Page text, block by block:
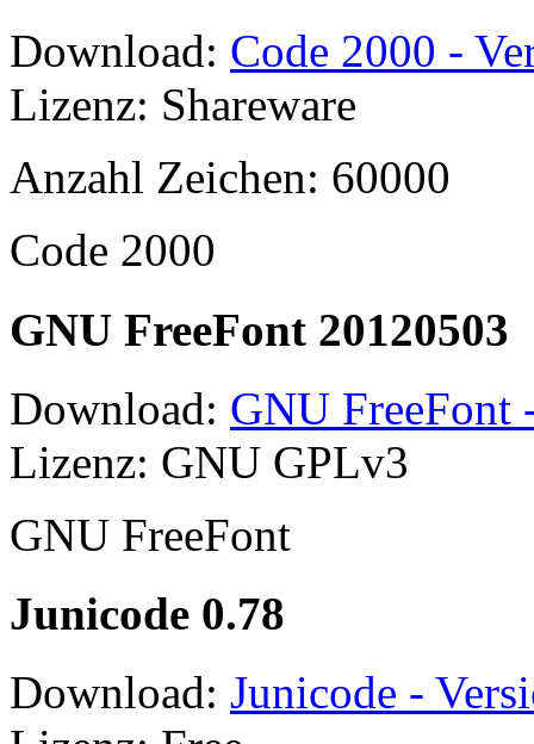
Download: Code 2000 -
Lizenz: Shareware
Anzahl Zeichen: 60000
Code 2000
GNU FreeFont 20120503
Download: GNU FreeFont
Lizenz: GNU GPLv3
GNU FreeFont
Junicode 0.78
Download: Junicode -